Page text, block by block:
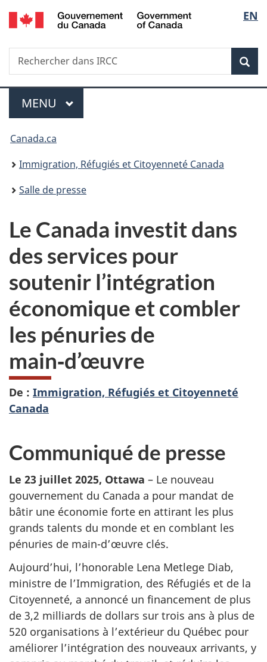
Passer
au
Passer
à
du
Passer
à
simplifiée
de
la
EN
Recherche
Rechercher
dans
Menu
MENU PRINCIPAL
Vous
êtes
ici :
Canada.ca
Immigration, Réfugiés et Citoyenneté Canada
Salle de presse
Le Canada investit dans
des services pour
soutenir l’intégration
économique et combler
les pénuries de
main‑d’œuvre
De : Immigration, Réfugiés et Citoyenneté
Canada
Communiqué de presse
Le 23 juillet 2025, Ottawa – Le nouveau
gouvernement du Canada a pour mandat de
bâtir une économie forte en attirant les plus
grands talents du monde et en comblant les
pénuries de main-d’œuvre clés.
Aujourd’hui, l’honorable Lena Metlege Diab,
ministre de l’Immigration, des Réfugiés et de la
Citoyenneté, a annoncé un financement de plus
de 3,2 milliards de dollars sur trois ans à plus de
520 organisations à l’extérieur du Québec pour
améliorer l’intégration des nouveaux arrivants, y